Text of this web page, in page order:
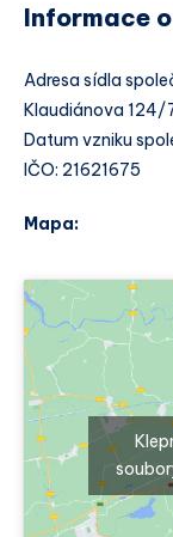
Informace
Adresa sídla
Klaudiánova 124/
Datum vzniku
IČO: 21621675
Mapa: